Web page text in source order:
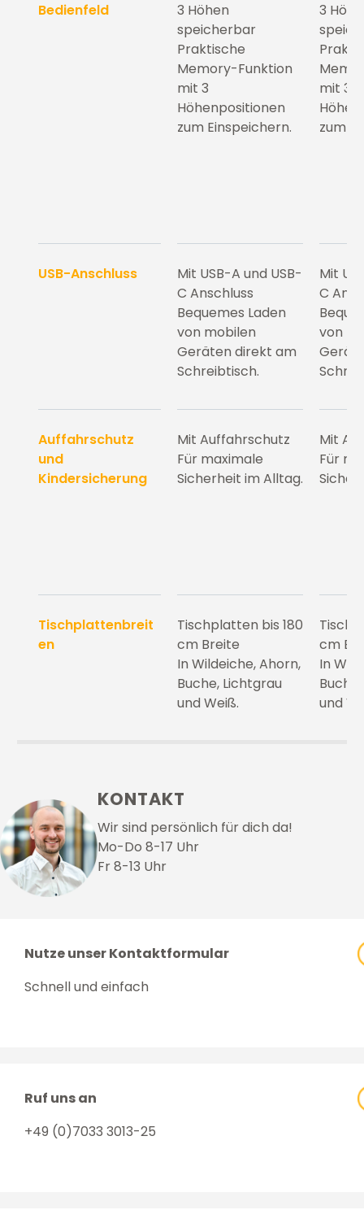
Bedienfeld
3 Höhen
speicherbar
Praktische
Memory-Funktion
mit 3
Höhenpositionen
zum Einspeichern.
3
mit 3
zum
USB-Anschluss
Mit USB-A und USB-
C Anschluss
Bequemes Laden
von mobilen
Geräten direkt am
Schreibtisch.
Mit
C
von
Auffahrschutz
und
Kindersicherung
Mit Auffahrschutz
Für maximale
Sicherheit im Alltag.
Mit
Für
Tischplattenbreit
en
Tischplatten bis 180
cm Breite
In Wildeiche, Ahorn,
Buche, Lichtgrau
und Weiß.
cm
In
und
KONTAKT
Wir sind persönlich für dich da!
Mo-Do 8-17 Uhr
Fr 8-13 Uhr
Nutze unser Kontaktformular
Schnell und einfach
Ruf uns an
+49 (0)7033 3013-25